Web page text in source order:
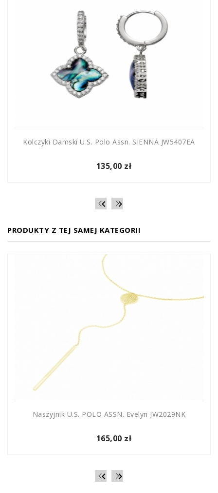

Kolczyki Damski U.S. Polo Assn. SIENNA JW5407EA
135,00 zł

PRODUKTY Z TEJ SAMEJ KATEGORII

Naszyjnik U.S. POLO ASSN. Evelyn JW2029NK
165,00 zł
